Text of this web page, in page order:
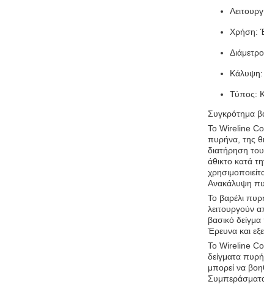
Χρήση:
Κάλυψη:
Τύπος:
Συγκρότημα
Το Wireline
πυρήνα, της
διατήρηση
άθικτο κατά
Ανακάλυψη
Το βαρέλι
λειτουργούν
βασικό
Έρευνα και
Το Wireline
δείγματα
μπορεί να